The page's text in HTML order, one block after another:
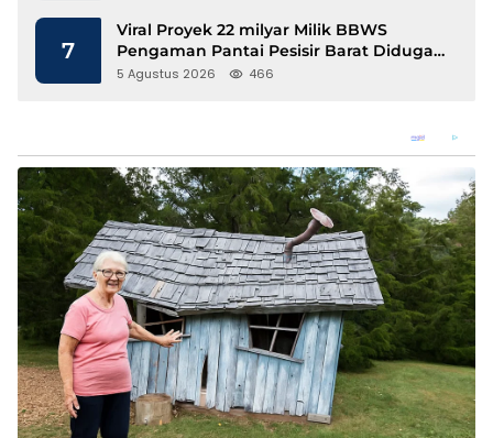
7
Viral Proyek 22 milyar Milik BBWS
Pengaman Pantai Pesisir Barat Diduga
Gunakan Besi Banci
5 Agustus 2026 466